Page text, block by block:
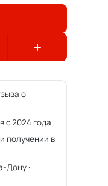
о
с 2024 года
получении в
Дону ·